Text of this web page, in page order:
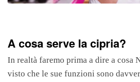
A cosa serve la cipria?
In realtà faremo prima a dire a cosa
visto che le sue funzioni sono